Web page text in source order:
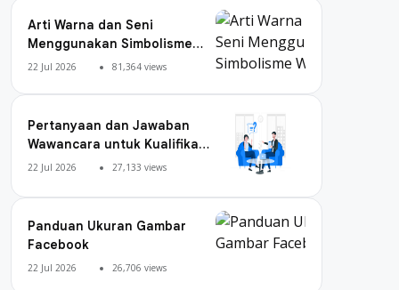
Arti Warna dan Seni
Menggunakan Simbolisme
Warna
22 Jul 2026 81,364 views
Pertanyaan dan Jawaban
Wawancara untuk Kualifikasi
Digital Marketing
22 Jul 2026 27,133 views
Panduan Ukuran Gambar
Facebook
22 Jul 2026 26,706 views